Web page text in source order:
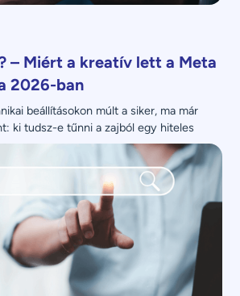
– Miért a kreatív lett a Meta
2026-ban
beállításokon múlt a siker, ma már
ki tudsz-e tűnni a zajból egy hiteles